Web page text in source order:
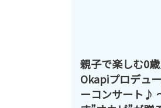
親子で楽しむ0
Okapiプロデュ
ーコンサート♪